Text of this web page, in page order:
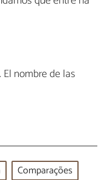
El nombre de las
Comparações